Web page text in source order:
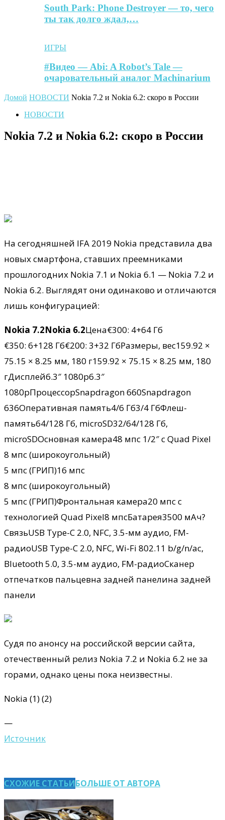
South Park: Phone Destroyer — то, чего
ты так долго ждал,…
ИГРЫ
#Видео — Abi: A Robot’s Tale —
очаровательный аналог Machinarium
Домой НОВОСТИ Nokia 7.2 и Nokia 6.2: скоро в России
НОВОСТИ
Nokia 7.2 и Nokia 6.2: скоро в России
На сегодняшней IFA 2019 Nokia представила два
новых смартфона, ставших преемниками
прошлогодних Nokia 7.1 и Nokia 6.1 — Nokia 7.2 и
Nokia 6.2. Выглядят они одинаково и отличаются
лишь конфигурацией:
Nokia 7.2Nokia 6.2Цена€300: 4+64 Гб
€350: 6+128 Гб€200: 3+32 ГбРазмеры, вес159.92 ×
75.15 × 8.25 мм, 180 г159.92 × 75.15 × 8.25 мм, 180
гДисплей6.3″ 1080p6.3″
1080pПроцессорSnapdragon 660Snapdragon
636Оперативная память4/6 Гб3/4 ГбФлеш-
память64/128 Гб, microSD32/64/128 Гб,
microSDОсновная камера48 мпс 1/2″ с Quad Pixel
8 мпс (широкоугольный)
5 мпс (ГРИП)16 мпс
8 мпс (широкоугольный)
5 мпс (ГРИП)Фронтальная камера20 мпс с
технологией Quad Pixel8 мпсБатарея3500 мАч?
СвязьUSB Type-C 2.0, NFC, 3.5-мм аудио, FM-
радиоUSB Type-C 2.0, NFC, Wi‑Fi 802.11 b/g/n/ac,
Bluetooth 5.0, 3.5-мм аудио, FM-радиоСканер
отпечатков пальцевна задней панелина задней
панели
Судя по анонсу на российской версии сайта,
отечественный релиз Nokia 7.2 и Nokia 6.2 не за
горами, однако цены пока неизвестны.
Nokia (1) (2)
—
Источник
СХОЖИЕ СТАТЬИБОЛЬШЕ ОТ АВТОРА